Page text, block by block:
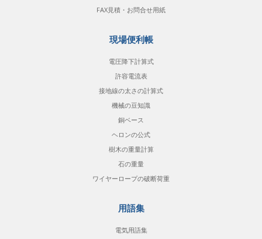
FAX見積・お問合せ用紙
現場便利帳
電圧降下計算式
許容電流表
接地線の太さの計算式
機械の豆知識
銅ベース
ヘロンの公式
樹木の重量計算
石の重量
ワイヤーロープの破断荷重
用語集
電気用語集